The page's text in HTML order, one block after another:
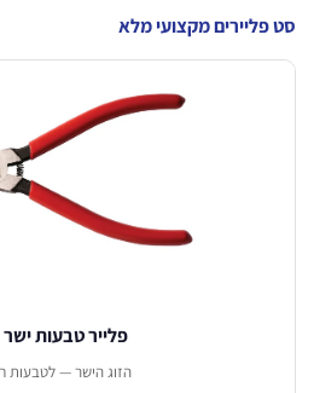
מקצועי מלא
פלייר טבעות ישר פתוח
הזוג הישר — לטבעות חיצוניות.